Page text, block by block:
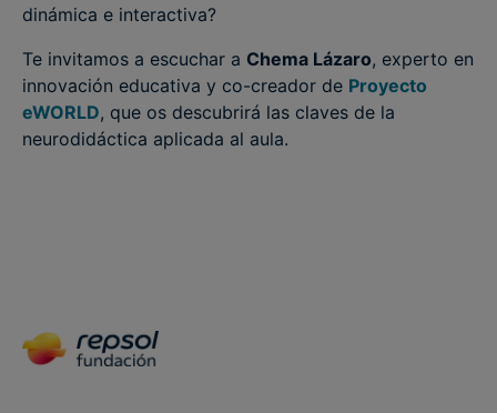
dinámica e interactiva?
Te invitamos a escuchar a Chema Lázaro, experto en
innovación educativa y co-creador de Proyecto
eWORLD, que os descubrirá las claves de la
neurodidáctica aplicada al aula.